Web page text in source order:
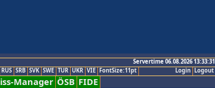
Servertime 06.08.2026 13:33:31
Logout
Login
RUS SRB SVK SWE TUR UKR VIE FontSize:11pt
Manager ÖSB FIDE